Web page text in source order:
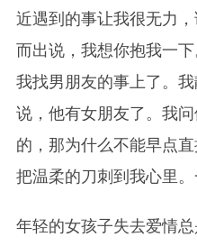
近遇到的事让我很无力
而出说，我想你抱我一
我找男朋友的事上了。
说，他有女朋友了。我
的，那为什么不能早点
把温柔的刀刺到我心里。
年轻的女孩子失去爱情